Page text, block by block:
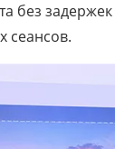
без
сеансов.